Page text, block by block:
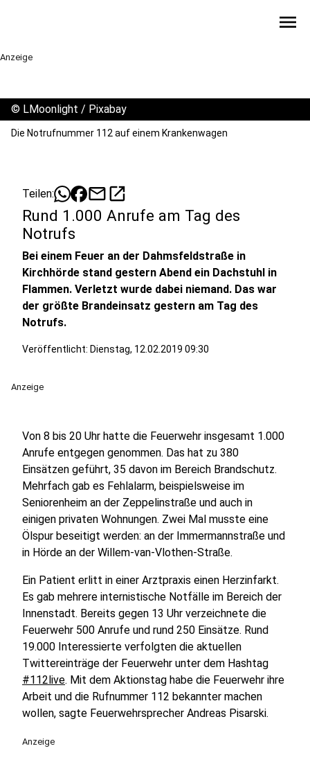
menu
Anzeige
© LMoonlight / Pixabay
Die Notrufnummer 112 auf einem Krankenwagen
Teilen: mailopen_in_new
Rund 1.000 Anrufe am Tag des
Notrufs
Bei einem Feuer an der Dahmsfeldstraße in
Kirchhörde stand gestern Abend ein Dachstuhl in
Flammen. Verletzt wurde dabei niemand. Das war
der größte Brandeinsatz gestern am Tag des
Notrufs.
Veröffentlicht: Dienstag, 12.02.2019 09:30
Anzeige
Von 8 bis 20 Uhr hatte die Feuerwehr insgesamt 1.000
Anrufe entgegen genommen. Das hat zu 380
Einsätzen geführt, 35 davon im Bereich Brandschutz.
Mehrfach gab es Fehlalarm, beispielsweise im
Seniorenheim an der Zeppelinstraße und auch in
einigen privaten Wohnungen. Zwei Mal musste eine
Ölspur beseitigt werden: an der Immermannstraße und
in Hörde an der Willem-van-Vlothen-Straße.
Ein Patient erlitt in einer Arztpraxis einen Herzinfarkt.
Es gab mehrere internistische Notfälle im Bereich der
Innenstadt. Bereits gegen 13 Uhr verzeichnete die
Feuerwehr 500 Anrufe und rund 250 Einsätze. Rund
19.000 Interessierte verfolgten die aktuellen
Twittereinträge der Feuerwehr unter dem Hashtag
#112live. Mit dem Aktionstag habe die Feuerwehr ihre
Arbeit und die Rufnummer 112 bekannter machen
wollen, sagte Feuerwehrsprecher Andreas Pisarski.
Anzeige